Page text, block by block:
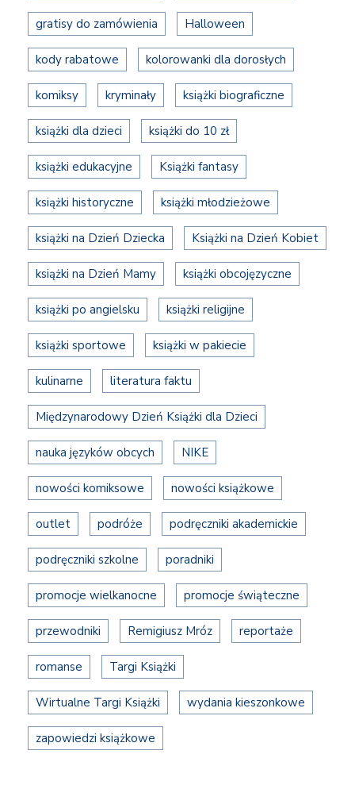
gratisy do zamówienia Halloween
kody rabatowe kolorowanki dla dorosłych
komiksy kryminały książki biograficzne
książki dla dzieci książki do 10 zł
książki edukacyjne Książki fantasy
książki historyczne książki młodzieżowe
książki na Dzień Dziecka Książki na Dzień Kobiet
książki na Dzień Mamy książki obcojęzyczne
książki po angielsku książki religijne
książki sportowe książki w pakiecie
kulinarne literatura faktu
Międzynarodowy Dzień Książki dla Dzieci
nauka języków obcych NIKE
nowości komiksowe nowości książkowe
outlet podróże podręczniki akademickie
podręczniki szkolne poradniki
promocje wielkanocne promocje świąteczne
przewodniki Remigiusz Mróz reportaże
romanse Targi Książki
Wirtualne Targi Książki wydania kieszonkowe
zapowiedzi książkowe